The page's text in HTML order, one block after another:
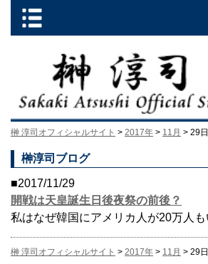
榊 淳司オフィシャルサイト > 2017年 > 11月 > 29日
榊淳司ブログ
■2017/11/29
開戦は天皇誕生日後夜祭の前後？
私はなぜ韓国にアメリカ人が20万人
榊 淳司オフィシャルサイト > 2017年 > 11月 > 29日